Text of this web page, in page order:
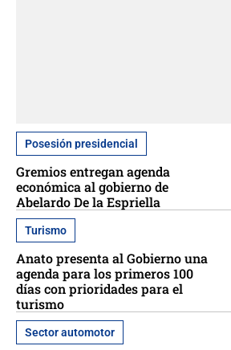
Posesión presidencial
Gremios entregan agenda
económica al gobierno de
Abelardo De la Espriella
Turismo
Anato presenta al Gobierno una
agenda para los primeros 100
días con prioridades para el
turismo
Sector automotor